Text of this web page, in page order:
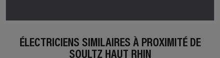
ÉLECTRICIENS SIMILAIRES À PROXIMITÉ DE
SOULTZ HAUT RHIN